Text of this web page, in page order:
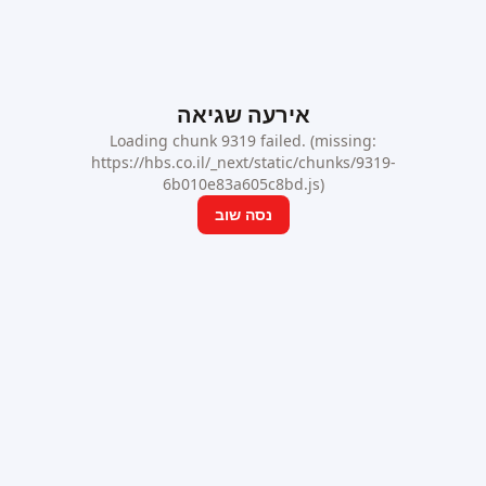
אירעה שגיאה
Loading chunk 9319 failed. (missing:
https://hbs.co.il/_next/static/chunks/9319-
6b010e83a605c8bd.js)